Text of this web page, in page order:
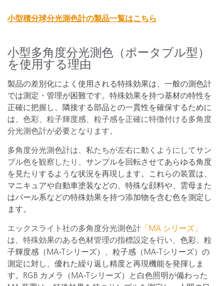
小型積分球分光測色計の製品一覧はこちら
小型多角度分光測色（ポータブル型）
を使用する理由
製品の差別化によく使用される特殊効果は、一般の測色計
では測定・管理が困難です。特殊効果を持つ基材の特性を
正確に把握し、隣接する部品との一貫性を確保するために
は、 色彩、粒子輝度感、粒子感を正確に特徴付ける多角度
分光測色計が必要となります。
多角度分光測色計は、私たちが左右に動くようにしてサン
プル色を観察したり、 サンプルを回転させてあらゆる角度
を見たりするような状況を再現します。これらの装置は、
マニキュアや自動車塗装などの、特殊な顔料や、雲母また
はパール系などの特殊効果を持つ添加物を含む色を測定し
ます。
エックスライト社の多角度分光測色計 「MA シリーズ」
は、特殊効果のある色材管理の指標設定を行い、 色彩、粒
子輝度感（MA-Tシリーズ）、粒子感（MA-Tシリーズ）の
測定に対し、優れた繰り返し精度と再現機能を発揮しま
す。RGB カメラ（MA-Tシリーズ）と白色照明が備わった